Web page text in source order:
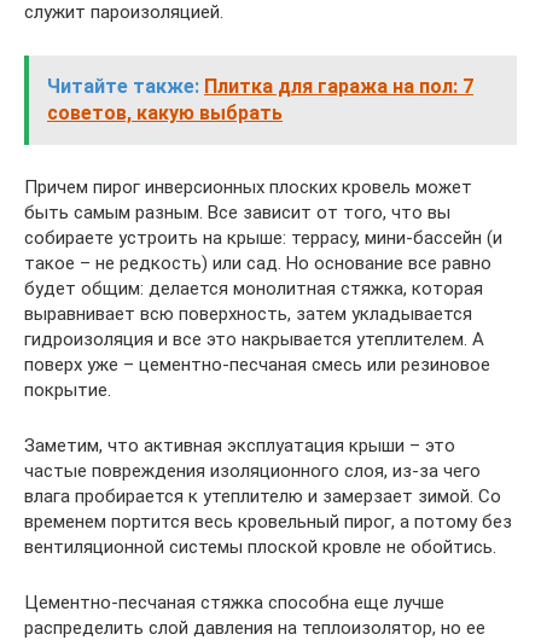
служит пароизоляцией.
Читайте также: Плитка для гаража на пол: 7
советов, какую выбрать
Причем пирог инверсионных плоских кровель может
быть самым разным. Все зависит от того, что вы
собираете устроить на крыше: террасу, мини-бассейн (и
такое – не редкость) или сад. Но основание все равно
будет общим: делается монолитная стяжка, которая
выравнивает всю поверхность, затем укладывается
гидроизоляция и все это накрывается утеплителем. А
поверх уже – цементно-песчаная смесь или резиновое
покрытие.
Заметим, что активная эксплуатация крыши – это
частые повреждения изоляционного слоя, из-за чего
влага пробирается к утеплителю и замерзает зимой. Со
временем портится весь кровельный пирог, а потому без
вентиляционной системы плоской кровле не обойтись.
Цементно-песчаная стяжка способна еще лучше
распределить слой давления на теплоизолятор, но ее